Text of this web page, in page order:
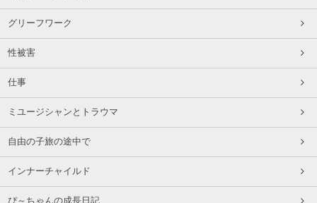
グリーフワーク
性被害
仕事
ミユージシャンとトラウマ
自由の子旅の途中で
インナーチャイルド